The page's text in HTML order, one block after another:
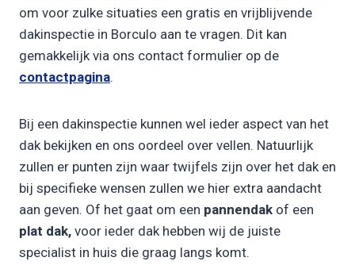
om voor zulke situaties een gratis en vrijblijvende
dakinspectie in Borculo aan te vragen. Dit kan
gemakkelijk via ons contact formulier op de
contactpagina.
Bij een dakinspectie kunnen wel ieder aspect van het
dak bekijken en ons oordeel over vellen. Natuurlijk
zullen er punten zijn waar twijfels zijn over het dak en
bij specifieke wensen zullen we hier extra aandacht
aan geven. Of het gaat om een pannendak of een
plat dak, voor ieder dak hebben wij de juiste
specialist in huis die graag langs komt.